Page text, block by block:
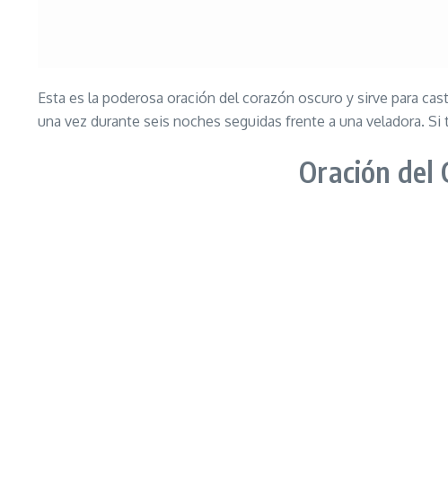
Esta es la poderosa oración del corazón oscuro y sirve para
una vez durante seis noches seguidas frente a una veladora.
Oración del